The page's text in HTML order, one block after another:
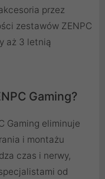
przez
zestawów ZENPC
aż 3 letnią
Gaming?
Gaming eliminuje
i montażu
czas i nerwy,
od